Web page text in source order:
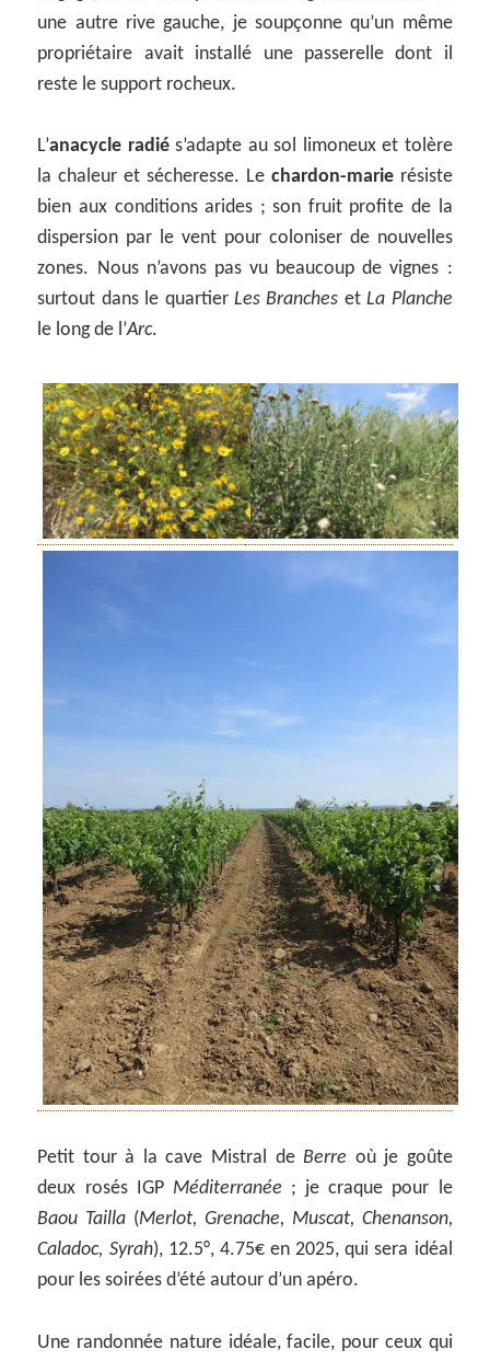
une autre rive gauche, je soupçonne qu’un même
propriétaire avait installé une passerelle dont il
reste le support rocheux.
L’anacycle radiés’adapte au sol limoneux et tolère
la chaleur et sécheresse. Le chardon-marierésiste
bien aux conditions arides ; son fruit profite de la
dispersion par le vent pour coloniser de nouvelles
zones. Nous n’avons pas vu beaucoup de vignes :
surtout dans le quartier Les Branches etLa Planche
le long de l’Arc.
Petit tour à la cave Mistral deBerre où je goûte
deux rosés IGP Méditerranée ; je craque pour le
Baou Tailla (Merlot, Grenache, Muscat, Chenanson,
Caladoc, Syrah), 12.5°, 4.75€ en 2025, qui sera idéal
pour les soirées d’été autour d’un apéro.
Une randonnée nature idéale, facile, pour ceux qui